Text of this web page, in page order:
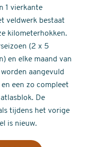
1 vierkante
veldwerk bestaat
kilometerhokken.
(2 x 5
en elke maand van
aangevuld
een zo compleet
De
tijdens het vorige
is nieuw.